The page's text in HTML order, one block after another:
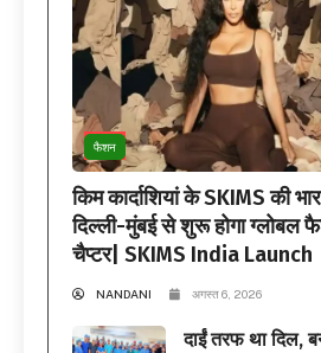
फैशन
किम कार्दाशियां के SKIMS की
दिल्ली-मुंबई से शुरू होगा ग्लोबल
चैप्टर| SKIMS India Launch
NANDANI अगस्त 6, 2026
दाईं तरफ था दिल,